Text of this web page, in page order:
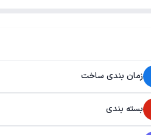
زمان بندی ساخت
بسته بندی